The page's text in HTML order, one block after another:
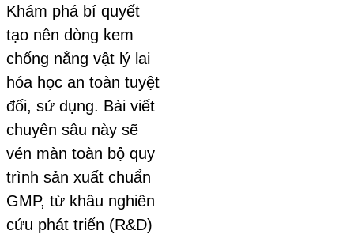
Khám phá bí quyết
tạo nên dòng kem
chống nắng vật lý lai
hóa học an toàn tuyệt
đối, sử dụng. Bài viết
chuyên sâu này sẽ
vén màn toàn bộ quy
trình sản xuất chuẩn
GMP, từ khâu nghiên
cứu phát triển (R&D)